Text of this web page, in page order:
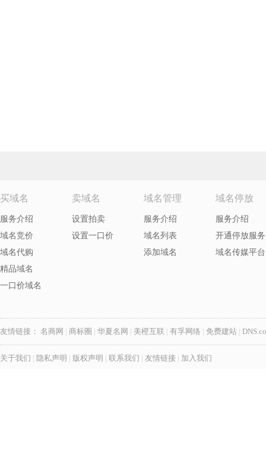
买域名
服务介绍
域名竞价
域名代购
精品域名
一口价域名
卖域名
设置拍卖
设置一口价
域名管理
服务介绍
域名列表
添加域名
域名停放
服务介绍
开通停放服务
域名传媒平台
友情链接： 名商网 | 商标圈 | 华夏名网 | 美橙互联 | 有孚网络 | 免费建站 |
关于我们 | 隐私声明 | 版权声明 | 联系我们 | 友情链接 | 加入我们